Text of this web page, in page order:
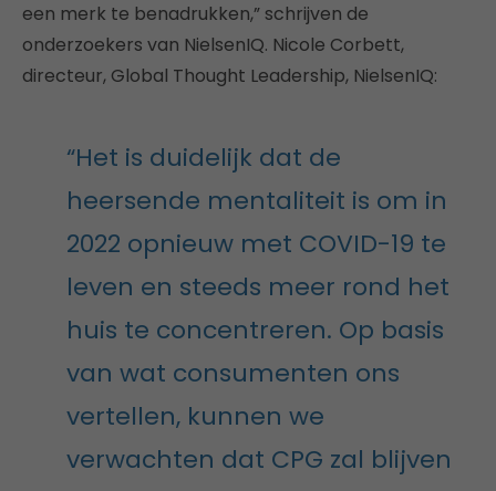
een merk te benadrukken,” schrijven de
onderzoekers van NielsenIQ. Nicole Corbett,
directeur, Global Thought Leadership, NielsenIQ:
“Het is duidelijk dat de
heersende mentaliteit is om in
2022 opnieuw met COVID-19 te
leven en steeds meer rond het
huis te concentreren. Op basis
van wat consumenten ons
vertellen, kunnen we
verwachten dat CPG zal blijven